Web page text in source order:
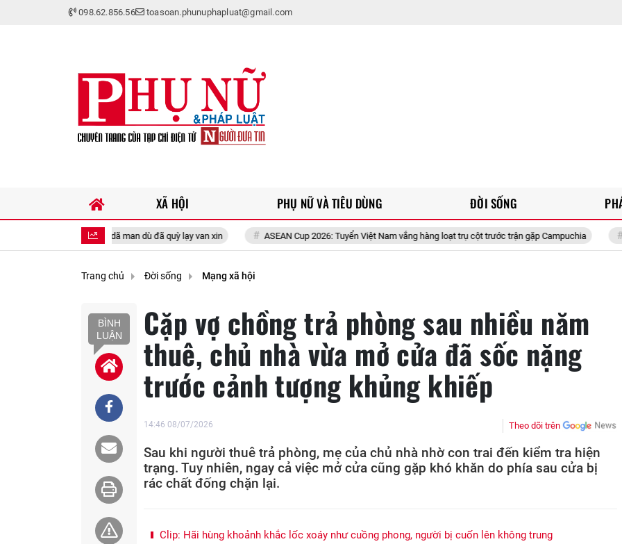
098.62.856.56 toasoan.phunuphapluat@gmail.com
hành dã man dù đã quỳ lạy van xin ASEAN Cup 2026: Tuyển Việt Nam vắng hàng loạt trụ cột trước trận gặp Campuchia Sagrada Família -
XÃ HỘI PHỤ NỮ VÀ TIÊU DÙNG ĐỜI SỐNG
Trang chủ Đời sống Mạng xã hội
BÌNH
LUẬN
Cặp vợ chồng trả phòng sau nhiều năm
thuê, chủ nhà vừa mở cửa đã sốc nặng
trước cảnh tượng khủng khiếp
14:46 08/07/2026 Theo dõi trên
Sau khi người thuê trả phòng, mẹ của chủ nhà nhờ con trai đến kiểm tra hiện
trạng. Tuy nhiên, ngay cả việc mở cửa cũng gặp khó khăn do phía sau cửa bị
rác chất đống chặn lại.
Clip: Hãi hùng khoảnh khắc lốc xoáy như cuồng phong, người bị cuốn lên không trung